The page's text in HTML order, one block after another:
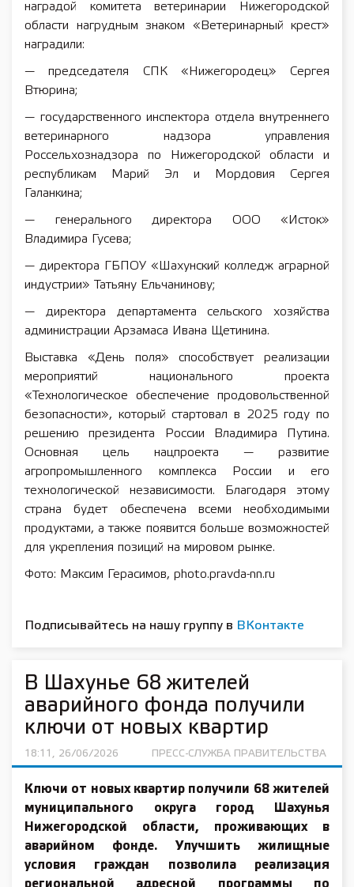
наградой комитета ветеринарии Нижегородской
области нагрудным знаком «Ветеринарный крест»
наградили:
— председателя СПК «Нижегородец» Сергея
Втюрина;
— государственного инспектора отдела внутреннего
ветеринарного надзора управления
Россельхознадзора по Нижегородской области и
республикам Марий Эл и Мордовия Сергея
Галанкина;
— генерального директора ООО «Исток»
Владимира Гусева;
— директора ГБПОУ «Шахунский колледж аграрной
индустрии» Татьяну Ельчанинову;
— директора департамента сельского хозяйства
администрации Арзамаса Ивана Щетинина.
Выставка «День поля» способствует реализации
мероприятий национального проекта
«Технологическое обеспечение продовольственной
безопасности», который стартовал в 2025 году по
решению президента России Владимира Путина.
Основная цель нацпроекта — развитие
агропромышленного комплекса России и его
технологической независимости. Благодаря этому
страна будет обеспечена всеми необходимыми
продуктами, а также появится больше возможностей
для укрепления позиций на мировом рынке.
Фото: Максим Герасимов, photo.pravda-nn.ru
Подписывайтесь на нашу группу в ВКонтакте
В Шахунье 68 жителей
аварийного фонда получили
ключи от новых квартир
18:11, 26/06/2026 ПРЕСС-СЛУЖБА ПРАВИТЕЛЬСТВА
Ключи от новых квартир получили 68 жителей
муниципального округа город Шахунья
Нижегородской области, проживающих в
аварийном фонде. Улучшить жилищные
условия граждан позволила реализация
региональной адресной программы по